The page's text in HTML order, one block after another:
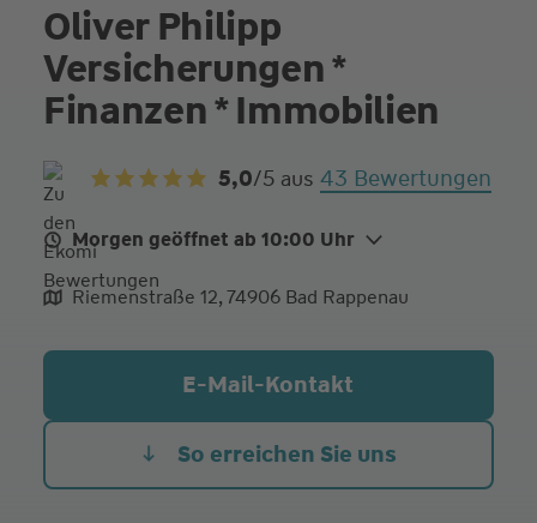
Oliver Philipp
Versicherungen *
Finanzen * Immobilien
5,0/5 aus43 Bewertungen
Morgen geöffnet ab 10:00 Uhr
Mo.
10:00 - 13:00
10:00 - 13:00
und nach Vereinbarung
Riemenstraße 12, 74906 Bad Rappenau
E-Mail-Kontakt
So erreichen Sie uns